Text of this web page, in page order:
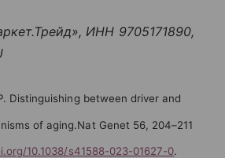
ИНН 9705171890,
Distinguishing between driver and
of aging.Nat Genet 56, 204–211
10.1038/s41588-023-01627-0.